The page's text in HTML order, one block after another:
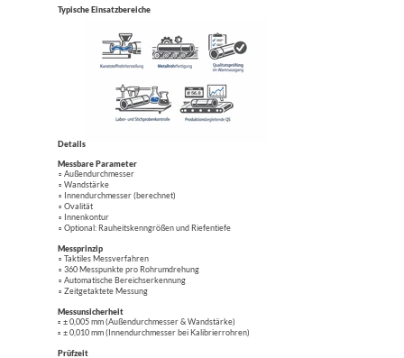
Typische Einsatzbereiche
Details
Messbare Parameter
Außendurchmesser
Wandstärke
Innendurchmesser (berechnet)
Ovalität
Innenkontur
Optional: Rauheitskenngrößen und Riefentiefe
Messprinzip
Taktiles Messverfahren
360 Messpunkte pro Rohrumdrehung
Automatische Bereichserkennung
Zeitgetaktete Messung
Messunsicherheit
± 0,005 mm (Außendurchmesser & Wandstärke)
± 0,010 mm (Innendurchmesser bei Kalibrierrohren)
Prüfzeit